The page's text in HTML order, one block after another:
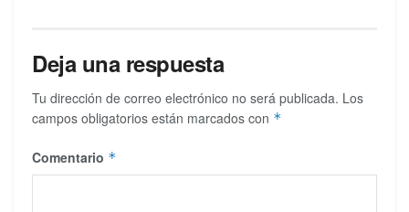
Deja una respuesta
Tu dirección de correo electrónico no será publicada. Los
campos obligatorios están marcados con *
Comentario *